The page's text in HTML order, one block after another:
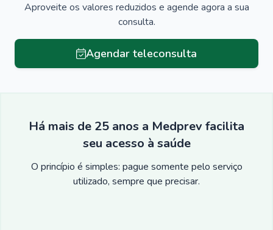
Aproveite os valores reduzidos e agende agora a sua
consulta.
Agendar teleconsulta
Há mais de 25 anos a Medprev facilita
seu acesso à saúde
O princípio é simples: pague somente pelo serviço
utilizado, sempre que precisar.